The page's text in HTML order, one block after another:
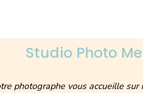
Studio Photo
photographe vous accueille sur